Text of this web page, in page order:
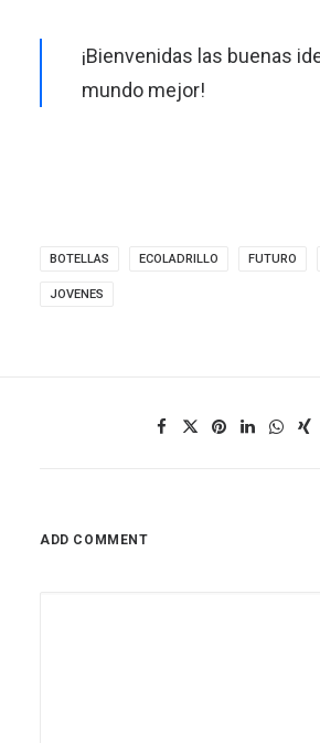
¡Bienvenidas las buenas
mundo mejor!
BOTELLAS ECOLADRILLO FUTURO
JOVENES
ADD COMMENT